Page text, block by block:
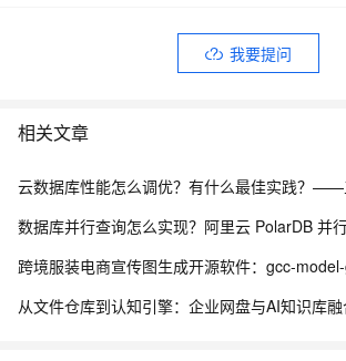
我要提问
相关文章
从文件仓库到认知引擎：企业网盘与AI知识库